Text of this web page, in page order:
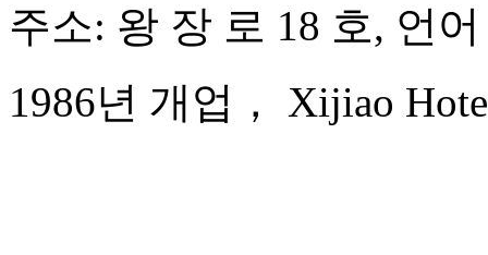
주소: 왕 장 로 18 호, 언
1986년 개업， Xijiao